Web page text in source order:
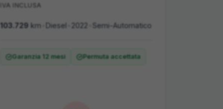
IVA INCLUSA
103.729 km Diesel 2022 Semi-Automatico
Garanzia 12 mesi Permuta accettata